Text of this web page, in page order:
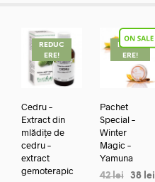
REDUC
ERE!
Cedru –
Extract din
mlădițe de
cedru –
extract
gemoterapic
REDUC
ERE!
Pachet
Special –
Winter
Magic –
Yamuna
42lei 38 lei